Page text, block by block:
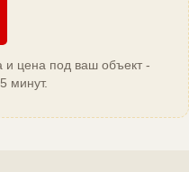
и цена под ваш объект -
минут.